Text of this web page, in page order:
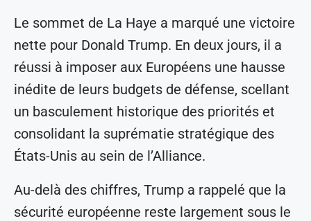
Le sommet de La Haye a marqué une victoire
nette pour Donald Trump. En deux jours, il a
réussi à imposer aux Européens une hausse
inédite de leurs budgets de défense, scellant
un basculement historique des priorités et
consolidant la suprématie stratégique des
États-Unis au sein de l’Alliance.
Au-delà des chiffres, Trump a rappelé que la
sécurité européenne reste largement sous le